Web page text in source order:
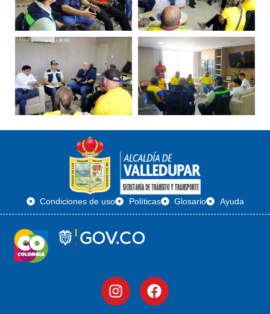
Condiciones de uso Políticas Glosario Ayuda